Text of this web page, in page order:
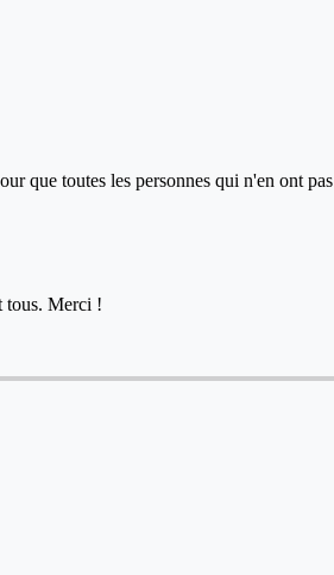
que toutes les personnes qui n'en ont pas
tous. Merci !